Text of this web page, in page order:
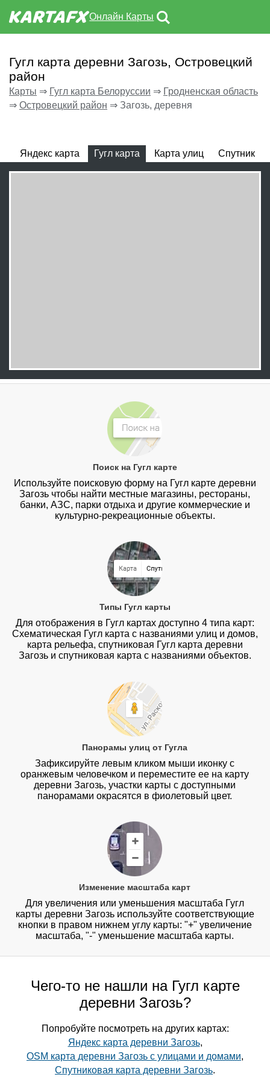
Онлайн Карты
Гугл карта деревни Загозь, Островецкий
район
Карты ⇒ Гугл карта Белоруссии ⇒ Гродненская область
⇒ Островецкий район ⇒ Загозь, деревня
Яндекс карта Гугл карта Карта улиц Спутник
Поиск на Гугл карте
Используйте поисковую форму на Гугл карте деревни
Загозь чтобы найти местные магазины, рестораны,
банки, АЗС, парки отдыха и другие коммерческие и
культурно-рекреационные объекты.
Типы Гугл карты
Для отображения в Гугл картах доступно 4 типа карт:
Схематическая Гугл карта с названиями улиц и домов,
карта рельефа, спутниковая Гугл карта деревни
Загозь и спутниковая карта с названиями объектов.
Панорамы улиц от Гугла
Зафиксируйте левым кликом мыши иконку с
оранжевым человечком и переместите ее на карту
деревни Загозь, участки карты с доступными
панорамами окрасятся в фиолетовый цвет.
Изменение масштаба карт
Для увеличения или уменьшения масштаба Гугл
карты деревни Загозь используйте соответствующие
кнопки в правом нижнем углу карты: "+" увеличение
масштаба, "-" уменьшение масштаба карты.
Чего-то не нашли на Гугл карте
деревни Загозь?
Попробуйте посмотреть на других картах:
Яндекс карта деревни Загозь,
OSM карта деревни Загозь с улицами и домами,
Спутниковая карта деревни Загозь.